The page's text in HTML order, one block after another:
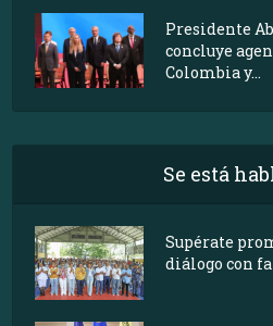
Presidente
concluye
Colombia y...
Se está
Supérate
diálogo con